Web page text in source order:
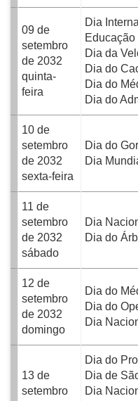
09 de
setembro
de 2032
quinta-
feira
Dia
Dia da
Dia do
Dia do
Dia do
10 de
setembro
de 2032
sexta-feira
Dia do
Dia
11 de
setembro
de 2032
sábado
Dia
Dia do
12 de
setembro
de 2032
domingo
Dia do
Dia do
Dia
13 de
setembro
Dia do
Dia de
Dia